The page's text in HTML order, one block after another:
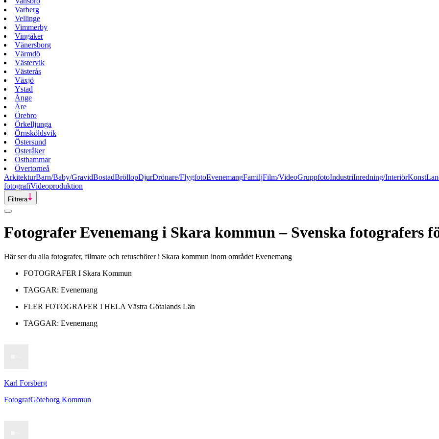
Varberg
Vellinge
Vimmerby
Vingåker
Vänersborg
Värmdö
Västervik
Västerås
Växjö
Ystad
Ånge
Åre
Örebro
Örkelljunga
Örnsköldsvik
Östersund
Österåker
Östhammar
Övertorneå
ArkitekturBarn/Baby/GravidBostadBröllopDjurDrönare/FlygfotoEvenemangFamiljFilm/VideoGruppfotoIndustriInredning/InteriörKonst
fotografiVideoproduktion
Filtrera
FotograferEvenemang i Skara kommun– Svenska fotografers
Här ser du alla fotografer, filmare och retuschörer i Skara kommun inom området Evenemang
FOTOGRAFER I Skara Kommun
TAGGAR: Evenemang
FLER FOTOGRAFER I HELA Västra Götalands Län
TAGGAR: Evenemang
Karl Forsberg
FotografGöteborg Kommun